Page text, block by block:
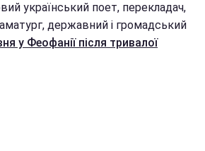
український поет, перекладач,
державний і громадський
у Феофанії після тривалої